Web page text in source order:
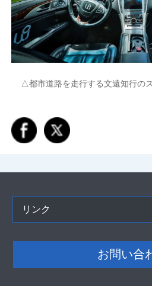
△都市道路を走行する文遠知行の
リンク
お問い合